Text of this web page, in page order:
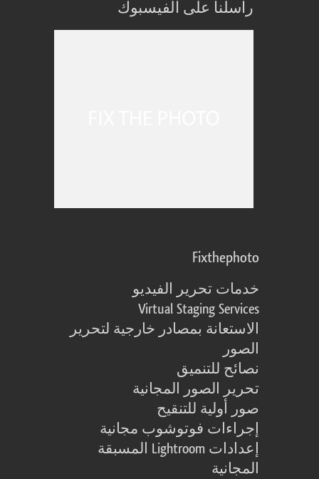
راسلنا على الفيسبوك
Fixthephoto
خدمات تحرير الفيديو
Virtual Staging Services
الاستعانة بمصادر خارجية لتحرير
الصور
نصائح للتنميق
تحرير الصور المجانية
صور أولية للتنقيح
إجراءات فوتوشوب مجانية
إعدادات Lightroom المسبقة
المجانية